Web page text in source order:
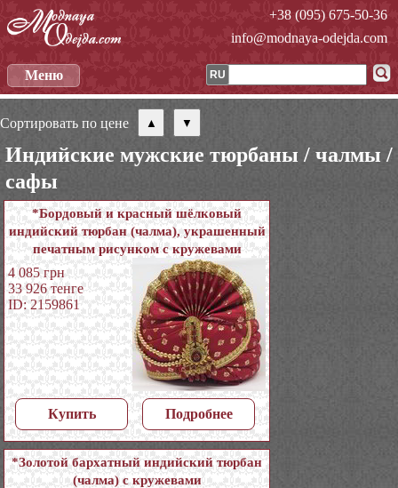
+38 (095) 675-50-36
info@modnaya-odejda.com
RU
Меню
Сортировать по цене
Индийские мужские тюрбаны / чалмы /
сафы
*Бордовый и красный шёлковый
индийский тюрбан (чалма), украшенный
печатным рисунком с кружевами
4 085 грн
33 926 тенге
ID: 2159861
Купить Подробнее
*Золотой бархатный индийский тюрбан
(чалма) с кружевами